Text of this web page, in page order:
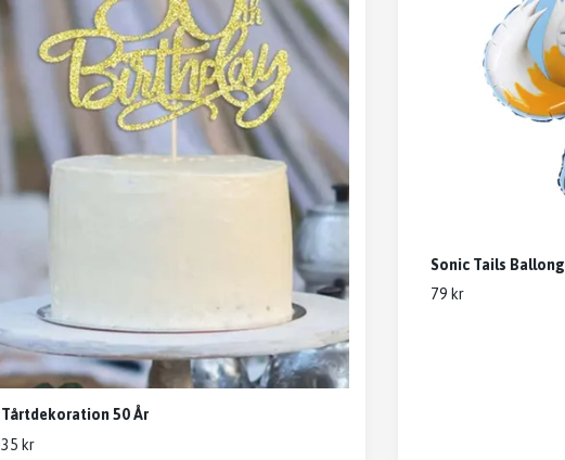
Tårtdekoration 50 År
35 kr
Sonic Tails Ballong
79 kr